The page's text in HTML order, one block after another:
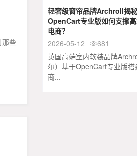
那些
轻奢级窗帘品牌Archroll揭秘
OpenCart专业版如何支撑
电商？
2026-05-12
681
英国高端室内软装品牌
尔）基于OpenCart专业版搭
商...